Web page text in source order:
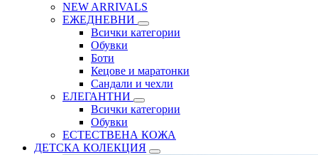
NEW ARRIVALS
ЕЖЕДНЕВНИ
Всички категории
Обувки
Боти
Кецове и маратонки
Сандали и чехли
ЕЛЕГАНТНИ
Всички категории
Обувки
ЕСТЕСТВЕНА КОЖА
ДЕТСКА КОЛЕКЦИЯ